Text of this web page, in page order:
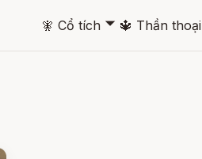
🧚 Cổ tích 🞃 🔱 Thần thoại